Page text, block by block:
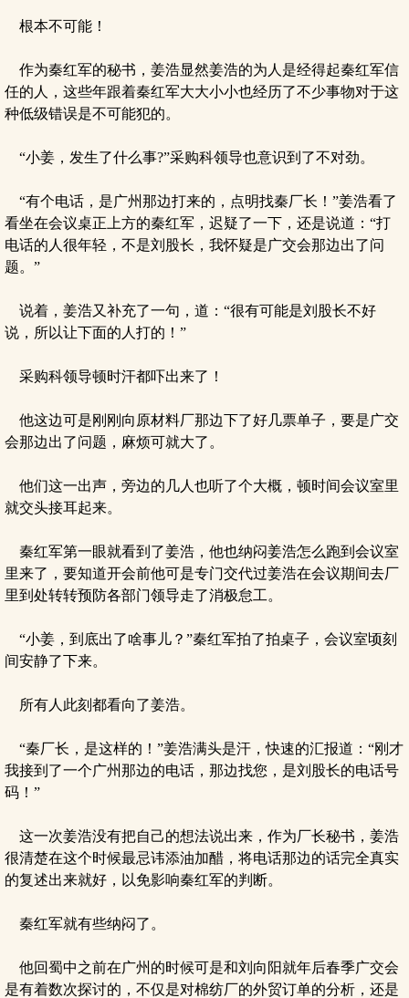
根本不可能！
作为秦红军的秘书，姜浩显然姜浩的为人是经得起秦红军信
任的人，这些年跟着秦红军大大小小也经历了不少事物对于这
种低级错误是不可能犯的。
“小姜，发生了什么事?”采购科领导也意识到了不对劲。
“有个电话，是广州那边打来的，点明找秦厂长！”姜浩看了
看坐在会议桌正上方的秦红军，迟疑了一下，还是说道：“打
电话的人很年轻，不是刘股长，我怀疑是广交会那边出了问
题。”
说着，姜浩又补充了一句，道：“很有可能是刘股长不好
说，所以让下面的人打的！”
采购科领导顿时汗都吓出来了！
他这边可是刚刚向原材料厂那边下了好几票单子，要是广交
会那边出了问题，麻烦可就大了。
他们这一出声，旁边的几人也听了个大概，顿时间会议室里
就交头接耳起来。
秦红军第一眼就看到了姜浩，他也纳闷姜浩怎么跑到会议室
里来了，要知道开会前他可是专门交代过姜浩在会议期间去厂
里到处转转预防各部门领导走了消极怠工。
“小姜，到底出了啥事儿？”秦红军拍了拍桌子，会议室顷刻
间安静了下来。
所有人此刻都看向了姜浩。
“秦厂长，是这样的！”姜浩满头是汗，快速的汇报道：“刚才
我接到了一个广州那边的电话，那边找您，是刘股长的电话号
码！”
这一次姜浩没有把自己的想法说出来，作为厂长秘书，姜浩
很清楚在这个时候最忌讳添油加醋，将电话那边的话完全真实
的复述出来就好，以免影响秦红军的判断。
秦红军就有些纳闷了。
他回蜀中之前在广州的时候可是和刘向阳就年后春季广交会
是有着数次探讨的，不仅是对棉纺厂的外贸订单的分析，还是